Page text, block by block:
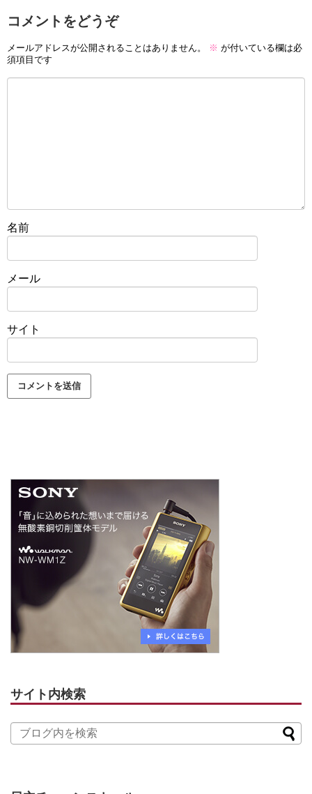
コメントをどうぞ
メールアドレスが公開されることはありません。 ※ が付いている欄は必
須項目です
名前
メール
サイト
サイト内検索